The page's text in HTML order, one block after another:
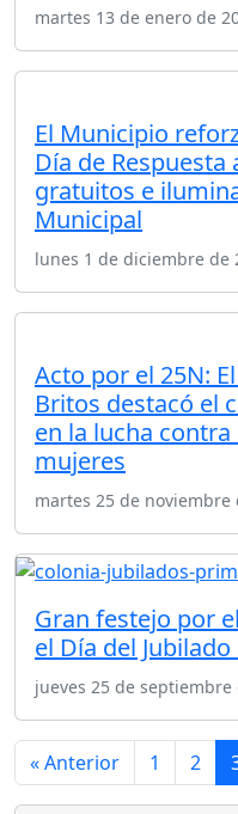
martes 13 de enero de
El Municipio
Día de
gratuitos e
Municipal
lunes 1 de diciembre de
Acto por el 25N:
Britos destacó el
en la lucha
mujeres
martes 25 de noviembre
Gran festejo por
el Día del
jueves 25 de septiembre
« Anterior 1 2